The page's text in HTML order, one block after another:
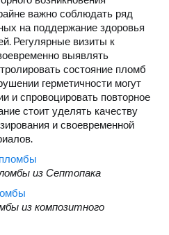
важно соблюдать ряд
на поддержание здоровья
Регулярные визиты к
выявлять
состояние пломб
герметичности могут
и спровоцировать повторное
стоит уделять качеству
и своевременной
из Септопака
из композитного